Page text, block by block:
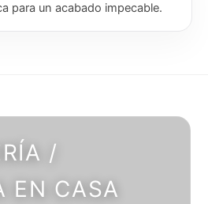
para un acabado impecable.
/
EN CASA